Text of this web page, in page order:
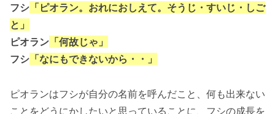
フシ 「ピオラン。おれにおしえて。そうじ・すいじ・しご
と」
ピオラン 「何故じゃ」
フシ 「なにもできないから・・」
ピオランはフシが自分の名前を呼んだこと、何も出来ない
ことをどうにかしたいと思っていることに、フシの成長を